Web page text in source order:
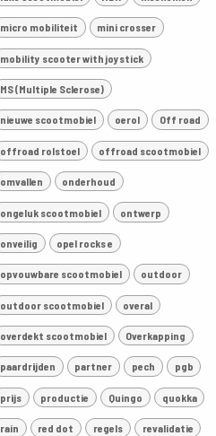
micro mobiliteit mini crosser
mobility scooter with joystick
MS (Multiple Sclerose)
nieuwe scootmobiel oerol Off road
offroad rolstoel offroad scootmobiel
omvallen onderhoud
ongeluk scootmobiel ontwerp
onveilig opel rocks e
opvouwbare scootmobiel outdoor
outdoor scootmobiel overal
overdekt scootmobiel Overkapping
paardrijden partner pech pgb
prijs productie Quingo quokka
rain red dot regels revalidatie